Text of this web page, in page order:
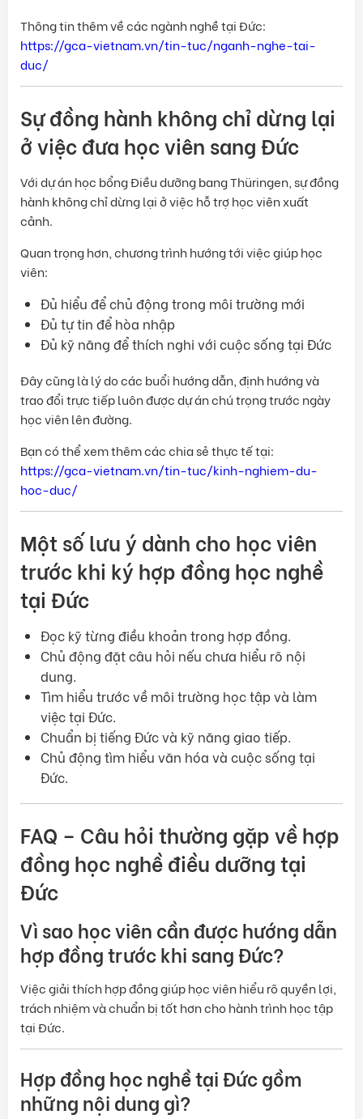
Thông tin thêm về các ngành nghề tại Đức:
https://gca-vietnam.vn/tin-tuc/nganh-nghe-tai-
duc/
Sự đồng hành không chỉ dừng lại
ở việc đưa học viên sang Đức
Với dự án học bổng Điều dưỡng bang Thüringen, sự đồng
hành không chỉ dừng lại ở việc hỗ trợ học viên xuất
cảnh.
Quan trọng hơn, chương trình hướng tới việc giúp học
viên:
Đủ hiểu để chủ động trong môi trường mới
Đủ tự tin để hòa nhập
Đủ kỹ năng để thích nghi với cuộc sống tại Đức
Đây cũng là lý do các buổi hướng dẫn, định hướng và
trao đổi trực tiếp luôn được dự án chú trọng trước ngày
học viên lên đường.
Bạn có thể xem thêm các chia sẻ thực tế tại:
https://gca-vietnam.vn/tin-tuc/kinh-nghiem-du-
hoc-duc/
Một số lưu ý dành cho học viên
trước khi ký hợp đồng học nghề
tại Đức
Đọc kỹ từng điều khoản trong hợp đồng.
Chủ động đặt câu hỏi nếu chưa hiểu rõ nội
dung.
Tìm hiểu trước về môi trường học tập và làm
việc tại Đức.
Chuẩn bị tiếng Đức và kỹ năng giao tiếp.
Chủ động tìm hiểu văn hóa và cuộc sống tại
Đức.
FAQ – Câu hỏi thường gặp về hợp
đồng học nghề điều dưỡng tại
Đức
Vì sao học viên cần được hướng dẫn
hợp đồng trước khi sang Đức?
Việc giải thích hợp đồng giúp học viên hiểu rõ quyền lợi,
trách nhiệm và chuẩn bị tốt hơn cho hành trình học tập
tại Đức.
Hợp đồng học nghề tại Đức gồm
những nội dung gì?